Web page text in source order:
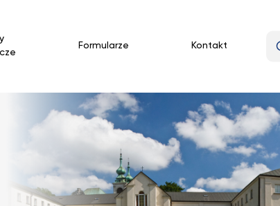
Formularze Kontakt